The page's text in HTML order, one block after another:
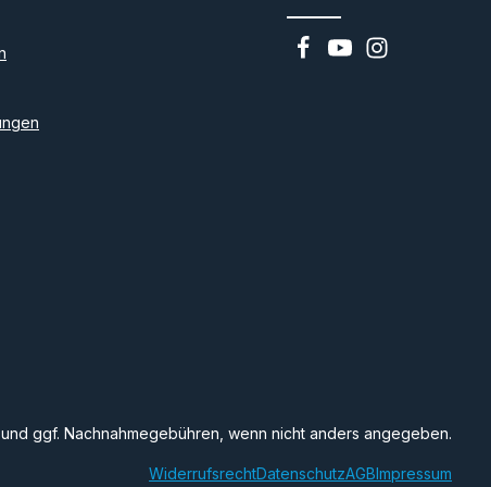
und ggf. Nachnahmegebühren, wenn nicht anders angegeben.
WiderrufsrechtDatenschutzAGBImpressum